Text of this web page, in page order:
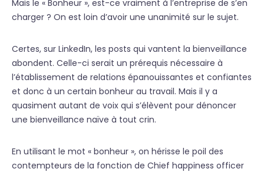
Mais le « Bonheur », est-ce vraiment à l’entreprise de s’en
charger ? On est loin d’avoir une unanimité sur le sujet.
Certes, sur LinkedIn, les posts qui vantent la bienveillance
abondent. Celle-ci serait un prérequis nécessaire à
l’établissement de relations épanouissantes et confiantes
et donc à un certain bonheur au travail. Mais il y a
quasiment autant de voix qui s’élèvent pour dénoncer
une bienveillance naïve à tout crin.
En utilisant le mot « bonheur », on hérisse le poil des
contempteurs de la fonction de Chief happiness officer